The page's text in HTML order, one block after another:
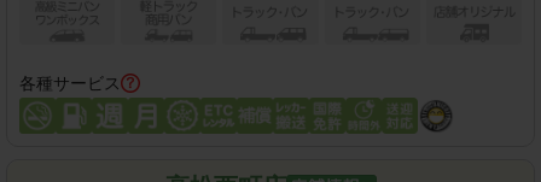
各種サービス